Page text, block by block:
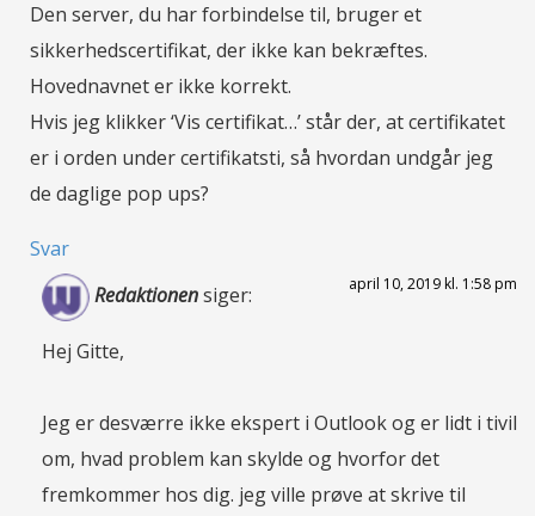
Den server, du har forbindelse til, bruger et
sikkerhedscertifikat, der ikke kan bekræftes.
Hovednavnet er ikke korrekt.
Hvis jeg klikker ‘Vis certifikat…’ står der, at certifikatet
er i orden under certifikatsti, så hvordan undgår jeg
de daglige pop ups?
Svar
Redaktionensiger: april 10, 2019 kl. 1:58 pm
Hej Gitte,
Jeg er desværre ikke ekspert i Outlook og er lidt i tivil
om, hvad problem kan skylde og hvorfor det
fremkommer hos dig. jeg ville prøve at skrive til